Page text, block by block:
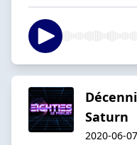
Saturn
2020-06-07